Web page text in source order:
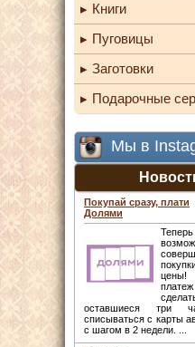
Книги
Пуговицы
Заготовки
Подарочные
Мы в
Покупай сразу, плати
Долями
оставшиеся три
списываться с карты
с шагом в 2 недели. ...